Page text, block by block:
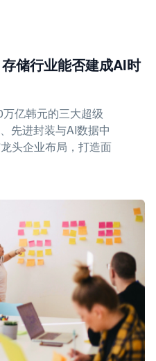
储行业能否建成AI时
亿韩元的三大超级
先进封装与AI数据中
头企业布局，打造面